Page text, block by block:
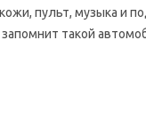
пульт, музыка и
такой